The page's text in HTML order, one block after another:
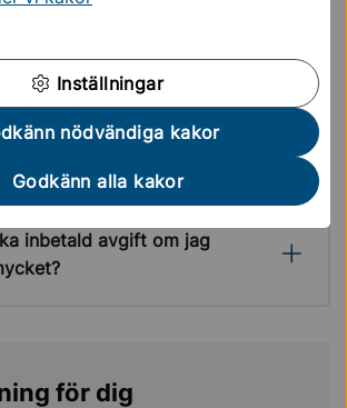
Inställningar
nödvändiga kakor
Godkänn alla kakor
inte gått på fritidshem under
inbetald avgift om jag
för dig